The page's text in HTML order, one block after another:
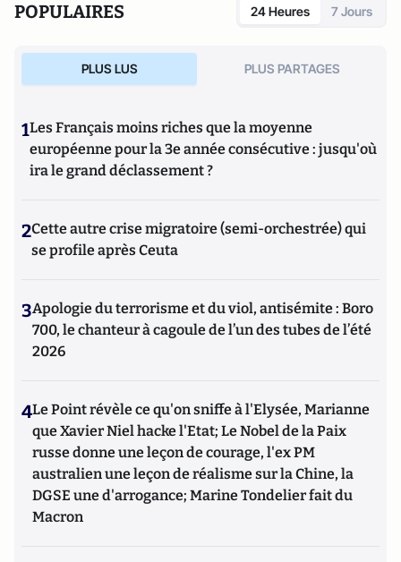
POPULAIRES 24 Heures 7 Jours
PLUS LUS PLUS PARTAGES
1Les Français moins riches que la moyenne
européenne pour la 3e année consécutive : jusqu'où
ira le grand déclassement ?
2Cette autre crise migratoire (semi-orchestrée) qui
se profile après Ceuta
3Apologie du terrorisme et du viol, antisémite : Boro
700, le chanteur à cagoule de l’un des tubes de l’été
2026
4Le Point révèle ce qu'on sniffe à l'Elysée, Marianne
que Xavier Niel hacke l'Etat; Le Nobel de la Paix
russe donne une leçon de courage, l'ex PM
australien une leçon de réalisme sur la Chine, la
DGSE une d'arrogance; Marine Tondelier fait du
Macron